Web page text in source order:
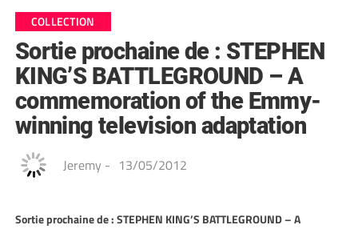
COLLECTION
Sortie prochaine de : STEPHEN
KING’S BATTLEGROUND – A
commemoration of the Emmy-
winning television adaptation
Jeremy - 13/05/2012
Sortie prochaine de : STEPHEN KING’S BATTLEGROUND – A